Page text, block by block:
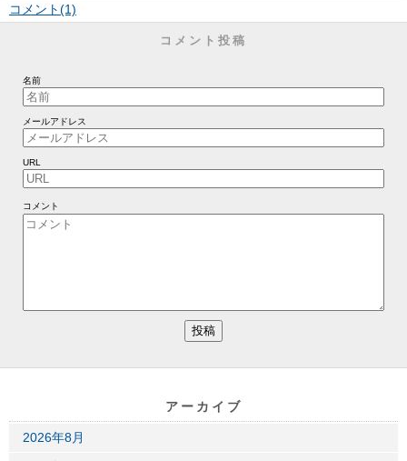
コメント(1)
コメント投稿
名前
メールアドレス
URL
コメント
アーカイブ
2026年8月